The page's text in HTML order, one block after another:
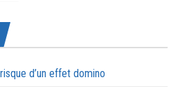
d’un effet domino